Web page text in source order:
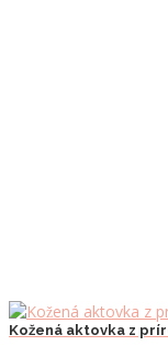
Kožená aktovka z